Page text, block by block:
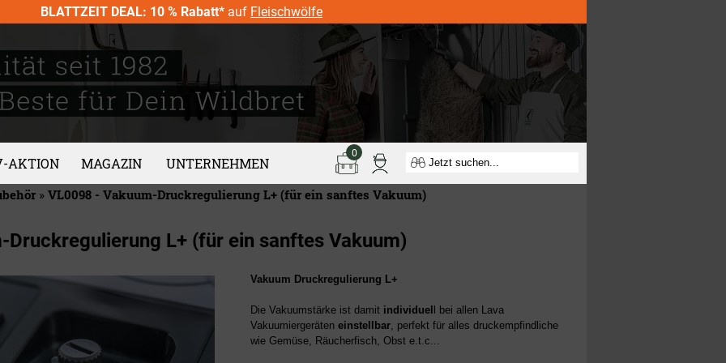
BLATTZEIT DEAL: 10 % Rabatt* auf Fleischwölfe
AKTION MAGAZIN UNTERNEHMEN
0
» VL0098 - Vakuum-Druckregulierung L+ (für ein sanftes Vakuum)
Druckregulierung L+ (für ein sanftes Vakuum)
Vakuum Druckregulierung L+
Die Vakuumstärke ist damit individuel
l bei allen Lava
Vakuumiergeräten einstellbar, perfekt für alles druckempfindliche
wie Gemüse, Räucherfisch, Obst e.t.c...